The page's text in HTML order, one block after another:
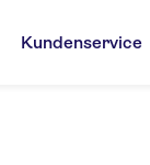
Kundenservice